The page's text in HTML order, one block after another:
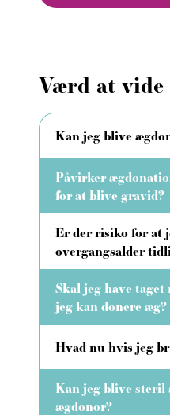
Værd at vide
Kan jeg blive
Påvirker
for at blive gravid?
Er der risiko for at
overgangsalder
Skal jeg have
jeg kan donere æg?
Hvad nu hvis jeg
Kan jeg blive steril
ægdonor?